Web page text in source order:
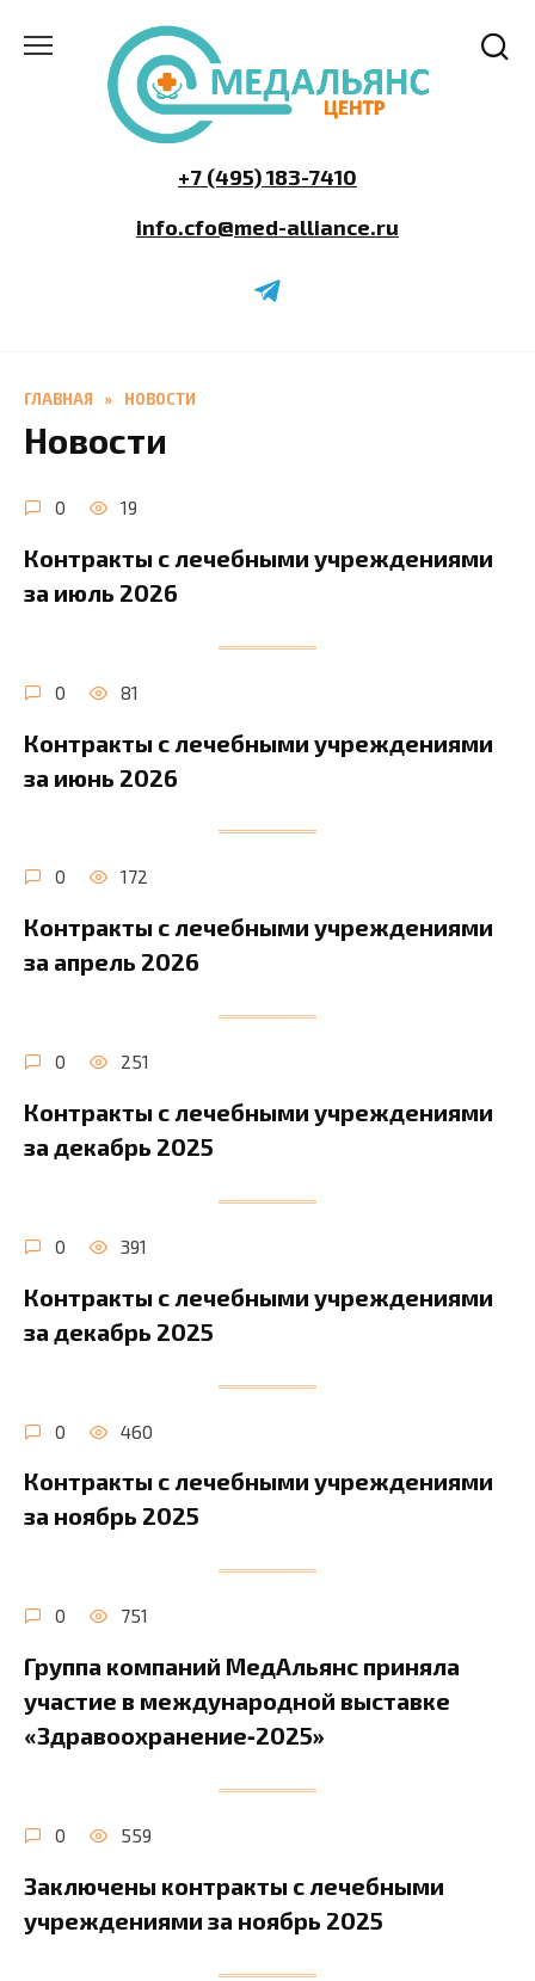
содержанию
+7 (495) 183-7410
info.cfo@med-alliance.ru
ГЛАВНАЯ » НОВОСТИ
Новости
0 19
Контракты с лечебными учреждениями
за июль 2026
0 81
Контракты с лечебными учреждениями
за июнь 2026
0 172
Контракты с лечебными учреждениями
за апрель 2026
0 251
Контракты с лечебными учреждениями
за декабрь 2025
0 391
Контракты с лечебными учреждениями
за декабрь 2025
0 460
Контракты с лечебными учреждениями
за ноябрь 2025
0 751
Группа компаний МедАльянс приняла
участие в международной выставке
«Здравоохранение‑2025»
0 559
Заключены контракты с лечебными
учреждениями за ноябрь 2025